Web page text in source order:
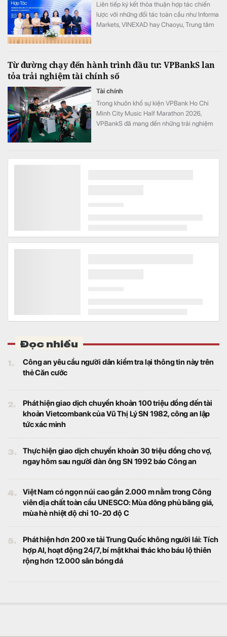
Liên tiếp ký kết thỏa thuận hợp tác chiến
lược với những đối tác toàn cầu như Informa
Markets, VINEXAD hay Chaoyu, Trung tâm
Từ đường chạy đến hành trình đầu tư: VPBankS lan
tỏa trải nghiệm tài chính số
Tài chính
Trong khuôn khổ sự kiện VPBank Ho Chi
Minh City Music Half Marathon 2026,
VPBankS đã mang đến những trải nghiệm
Đọc nhiều
1.
Công an yêu cầu người dân kiểm tra lại thông tin này trên
thẻ Căn cước
2.
Phát hiện giao dịch chuyển khoản 100 triệu đồng đến tài
khoản Vietcombank của Vũ Thị Lý SN 1982, công an lập
tức xác minh
3.
Thực hiện giao dịch chuyển khoản 30 triệu đồng cho vợ,
ngay hôm sau người đàn ông SN 1992 báo Công an
4.
Việt Nam có ngọn núi cao gần 2.000 m nằm trong Công
viên địa chất toàn cầu UNESCO: Mùa đông phủ băng giá,
mùa hè nhiệt độ chỉ 10-20 độ C
5.
Phát hiện hơn 200 xe tải Trung Quốc không người lái: Tích
hợp AI, hoạt động 24/7, bí mật khai thác kho báu lộ thiên
rộng hơn 12.000 sân bóng đá